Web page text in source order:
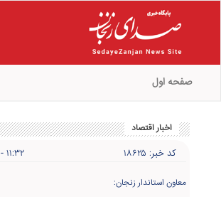
صفحه اول
اخبار اقتصاد
کد خبر: ۱۸۶۲۵ ۱۴۰۵/
معاون استاندار زنجان: